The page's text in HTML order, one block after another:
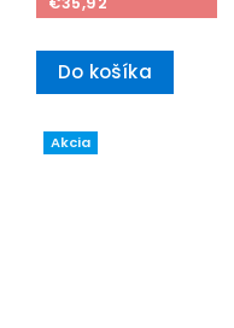
Do košíka
Akcia